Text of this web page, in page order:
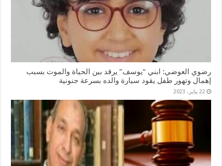
رضوي العوضي: ابني “يوسف” يرقد بين الحياة والموت بسبب
إهمال وتهور طفل يقود سيارة والده بسرعة جنونية
22 يناير، 2023